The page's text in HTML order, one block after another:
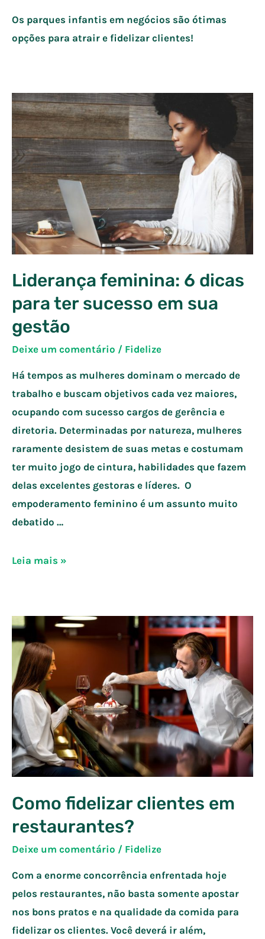
Os parques infantis em negócios são ótimas
opções para atrair e fidelizar clientes!
Liderança feminina: 6 dicas
para ter sucesso em sua
gestão
Deixe um comentário / Fidelize
Há tempos as mulheres dominam o mercado de
trabalho e buscam objetivos cada vez maiores,
ocupando com sucesso cargos de gerência e
diretoria. Determinadas por natureza, mulheres
raramente desistem de suas metas e costumam
ter muito jogo de cintura, habilidades que fazem
delas excelentes gestoras e líderes. O
empoderamento feminino é um assunto muito
debatido …
Liderança
dicas
ter
sucesso
em
sua
gestão
Leia mais »
Como fidelizar clientes em
restaurantes?
Deixe um comentário / Fidelize
Com a enorme concorrência enfrentada hoje
pelos restaurantes, não basta somente apostar
nos bons pratos e na qualidade da comida para
fidelizar os clientes. Você deverá ir além,